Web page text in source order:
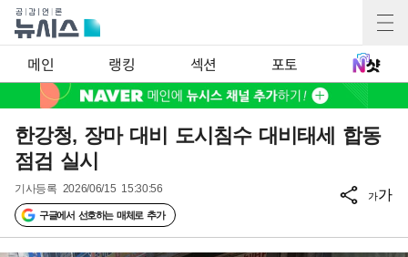
메인 랭킹 섹션 포토
한강청, 장마 대비 도시침수 대비태세 합동
점검 실시
기사등록 2026/06/15 15:30:56
구글에서 선호하는 매체로 추가
가가